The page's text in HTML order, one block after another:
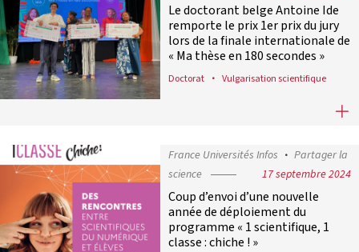
Le doctorant belge Antoine Ide
remporte le prix 1er prix du jury
lors de la finale internationale de
« Ma thèse en 180 secondes »
Doctorat Vulgarisation scientifique
Le doctorant belge Antoine Ide
France Universités Infos
Partager la
science
17 septembre 2024
Coup d’envoi d’une nouvelle
année de déploiement du
programme « 1 scientifique, 1
classe : chiche ! »